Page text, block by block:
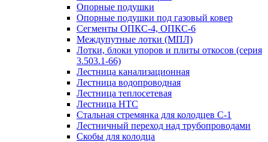
Опорные подушки
Опорные подушки под газовый ковер
Сегменты ОПКС-4, ОПКС-6
Междупутные лотки (МПЛ)
Лотки, блоки упоров и плиты откосов (серия
3.503.1-66)
Лестница канализационная
Лестница водопроводная
Лестница теплосетевая
Лестница НТС
Стальная стремянка для колодцев С-1
Лестничный переход над трубопроводами
Скобы для колодца